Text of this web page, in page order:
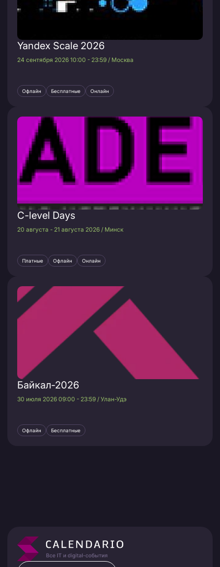
Yandex Scale 2026
24 сентября 2026 10:00 - 23:59 / Москва
Офлайн Бесплатные Онлайн
C-level Days
20 августа - 21 августа 2026 / Минск
Платные Офлайн Онлайн
Байкал-2026
30 июля 2026 09:00 - 23:59 / Улан-Удэ
Офлайн Бесплатные